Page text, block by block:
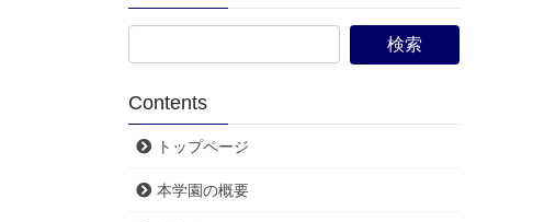
Contents
トップページ
本学園の概要